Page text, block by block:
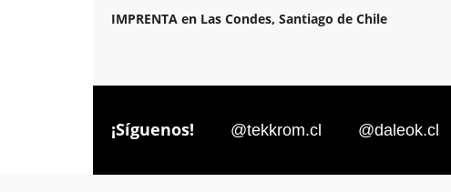
IMPRENTA en Las Condes, Santiago de Chile
¡Síguenos! @tekkrom.cl @daleok.cl